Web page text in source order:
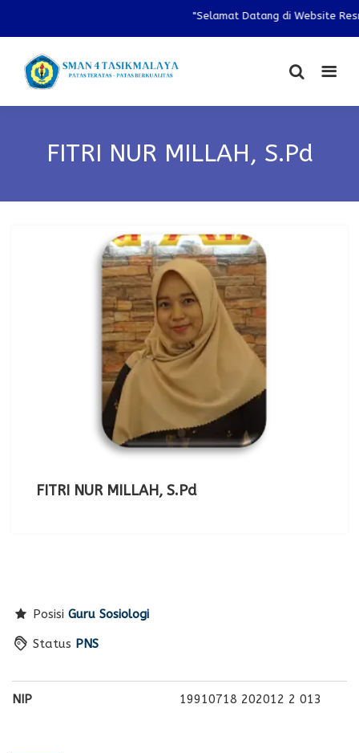
"Selamat Datang di Website
FITRI NUR MILLAH, S.Pd
FITRI NUR MILLAH, S.Pd
Posisi Guru Sosiologi
Status PNS
NIP 19910718 202012 2 013